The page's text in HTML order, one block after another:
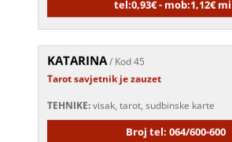
KATARINA/ Kod 45
Tarot savjetnik je zauzet
Broj tel: 064/600-600
tel:0,93€ - mob:1,12€ min